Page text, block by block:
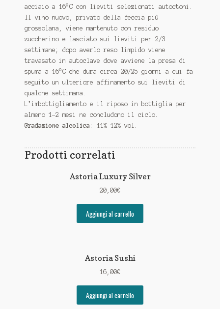
acciaio a 16°C con lieviti selezionati autoctoni.
Il vino nuovo, privato della feccia più
grossolana, viene mantenuto con residuo
zuccherino e lasciato sui lieviti per 2/3
settimane; dopo averlo reso limpido viene
travasato in autoclave dove avviene la presa di
spuma a 16°C che dura circa 20/25 giorni a cui fa
seguito un ulteriore affinamento sui lieviti di
qualche settimana.
L’imbottigliamento e il riposo in bottiglia per
almeno 1-2 mesi ne concludono il ciclo.
Gradazione alcolica : 11%-12% vol.
Prodotti correlati
Astoria Luxury Silver
20,00€
Aggiungi al carrello
Astoria Sushi
16,00€
Aggiungi al carrello